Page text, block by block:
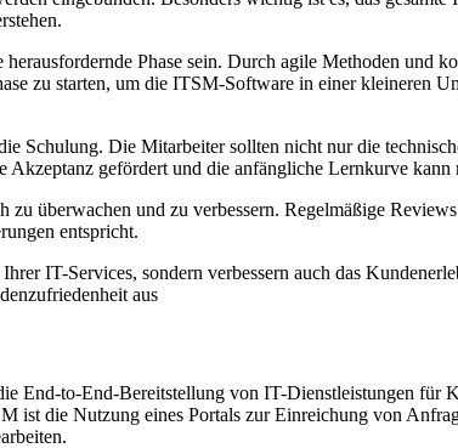
Phase sein. Durch agile Methoden und
zu starten, um die ITSM-Software in einer kleineren
Schulung. Die Mitarbeiter sollten nicht nur die
gefördert und die anfängliche Lernkurve kann
überwachen und zu verbessern. Regelmäßige
entspricht.
IT-Services, sondern verbessern auch das
aus
End-to-End-Bereitstellung von IT-Dienstleistungen für
ist die Nutzung eines Portals zur Einreichung von